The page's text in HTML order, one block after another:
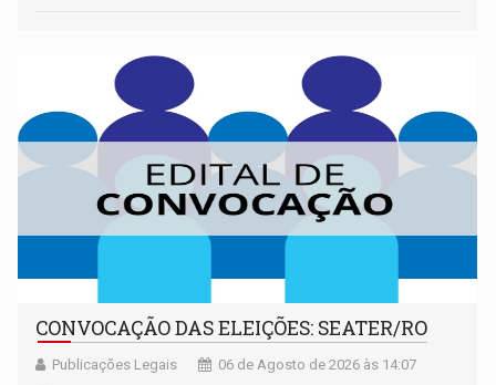
CONVOCAÇÃO DAS ELEIÇÕES: SEATER/RO
Publicações Legais 06 de Agosto de 2026 às 14:07